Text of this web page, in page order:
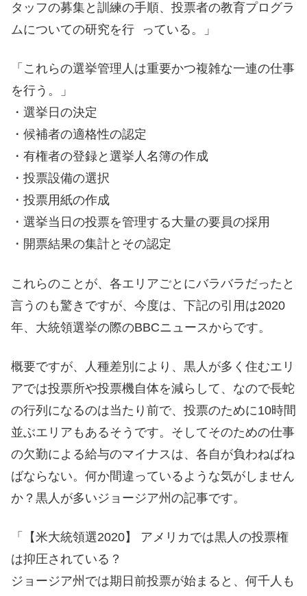
タッフの募集と訓練の手順、投票者の教育プログラ
ムについての研究を行 っている。」
「これらの選挙管理人は重要かつ複雑な一連の仕事
を行う。」
・選挙日の決定
・候補者の適格性の認定
・有権者の登録と選挙人名簿の作成
・投票設備の選択
・投票用紙の作成
・選挙当日の投票を管理する大量の要員の採用
・開票結果の集計とその認定
これらのことが、各エリアごとにバラバラだったと
言うのも驚きですが、今度は、下記の引用は2020
年、大統領選挙の際のBBCニュースからです。
概要ですが、人種差別により、黒人が多く住むエリ
アでは投票所や投票機自体を減らして、なので長蛇
の行列になるのは当たり前で、投票のために10時間
並ぶエリアもあるそうです。そしてそのための仕事
の欠勤による給与のマイナスは、各自が負わねばね
ばならない。何か間違っているような気がしません
か？黒人が多いジョージア州の記事です。
「【米大統領選2020】 アメリカでは黒人の投票権
は抑圧されている？
ジョージア州では期日前投票が始まると、何千人も